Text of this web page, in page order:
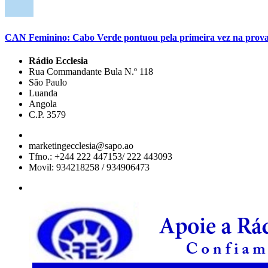
CAN Feminino: Cabo Verde pontuou pela primeira vez na
Rádio Ecclesia
Rua Commandante Bula N.º 118
São Paulo
Luanda
Angola
C.P. 3579
marketingecclesia@sapo.ao
Tfno.: +244 222 447153/ 222 443093
Movil: 934218258 / 934906473